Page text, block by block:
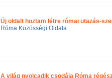
Új oldalt hoztam létre római utazás-
Róma Közösségi Oldala
A világ nyolcadik csodája Róma